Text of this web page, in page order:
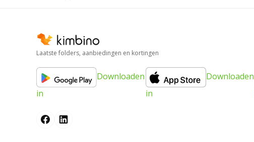
Laatste folders, aanbiedingen en kortingen
Downloaden
in
Downloaden
in